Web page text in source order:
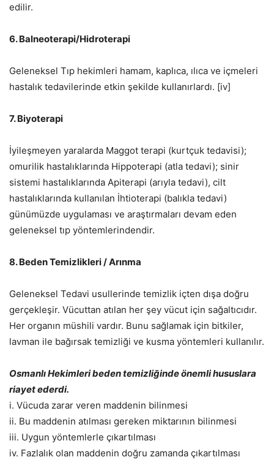
edilir.
6. Balneoterapi/Hidroterapi
Geleneksel Tıp hekimleri hamam, kaplıca, ılıca ve içmeleri
hastalık tedavilerinde etkin şekilde kullanırlardı. [iv]
7. Biyoterapi
İyileşmeyen yaralarda Maggot terapi (kurtçuk tedavisi);
omurilik hastalıklarında Hippoterapi (atla tedavi); sinir
sistemi hastalıklarında Apiterapi (arıyla tedavi), cilt
hastalıklarında kullanılan İhtioterapi (balıkla tedavi)
günümüzde uygulaması ve araştırmaları devam eden
geleneksel tıp yöntemlerindendir.
8. Beden Temizlikleri / Arınma
Geleneksel Tedavi usullerinde temizlik içten dışa doğru
gerçekleşir. Vücuttan atılan her şey vücut için sağaltıcıdır.
Her organın müshili vardır. Bunu sağlamak için bitkiler,
lavman ile bağırsak temizliği ve kusma yöntemleri kullanılır.
Osmanlı Hekimleri beden temizliğinde önemli hususlara
riayet ederdi.
i. Vücuda zarar veren maddenin bilinmesi
ii. Bu maddenin atılması gereken miktarının bilinmesi
iii. Uygun yöntemlerle çıkartılması
iv. Fazlalık olan maddenin doğru zamanda çıkartılması